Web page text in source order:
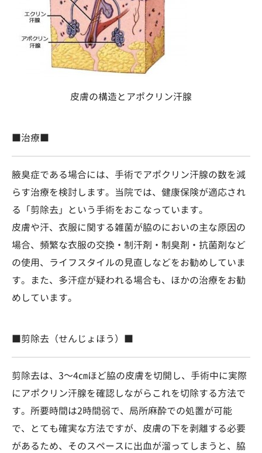
皮膚の構造とアポクリン汗腺
■治療■
腋臭症である場合には、手術でアポクリン汗腺の数を減
らす治療を検討します。当院では、健康保険が適応され
る「剪除去」という手術をおこなっています。
皮膚や汗、衣服に関する雑菌が脇のにおいの主な原因の
場合、頻繁な衣服の交換・制汗剤・制臭剤・抗菌剤など
の使用、ライフスタイルの見直しなどをお勧めしていま
す。また、多汗症が疑われる場合も、ほかの治療をお勧
めしています。
■剪除去（せんじょほう）■
剪除去は、3～4㎝ほど脇の皮膚を切開し、手術中に実際
にアポクリン汗腺を確認しながらこれを切除する方法で
す。所要時間は2時間弱で、局所麻酔での処置が可能
で、とても確実な方法ですが、皮膚の下を剥離する必要
があるため、そのスペースに出血が溜ってしまうと、脇